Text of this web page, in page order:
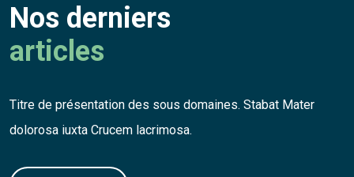
Nos derniers
articles
Titre de présentation des sous domaines. Stabat Mater
dolorosa iuxta Crucem lacrimosa.